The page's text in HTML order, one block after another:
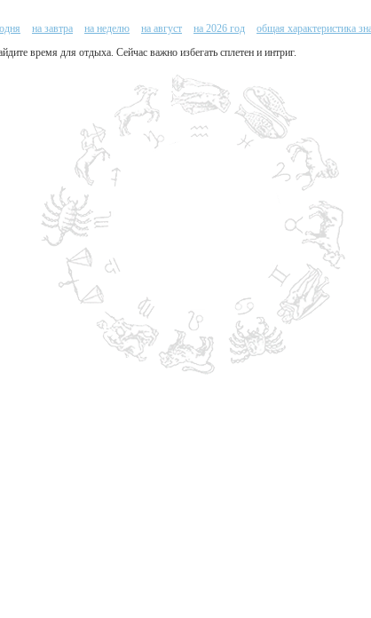
на завтра на неделю на август на 2026 год
общая характеристика
время для отдыха. Сейчас важно избегать сплетен и интриг.